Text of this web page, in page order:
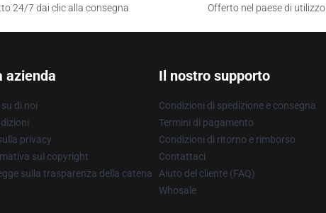
24/7 dai clic alla consegna
Offerto nel paese di utilizzo
azienda
di noi
privacy
sul copyright
sulla trasparenza della catena
Il nostro supporto
Condizioni di spedizione e consegna
Termini di pagamento
Condizioni di ritorno e rimborso
Contattaci
Aiuto del cliente (FAQ)
Whosale